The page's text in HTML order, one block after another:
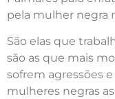
pela mulher negra
São elas que
são as que mais
sofrem agressões
mulheres negras